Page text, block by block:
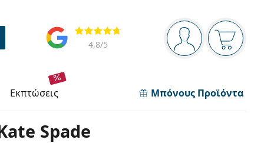
Πίνακας πλοήγησης
Είστε
Το
Αξιολογήσεις
4,8/5
εκπτώσεις Μπόνους Προϊόντα
Spade